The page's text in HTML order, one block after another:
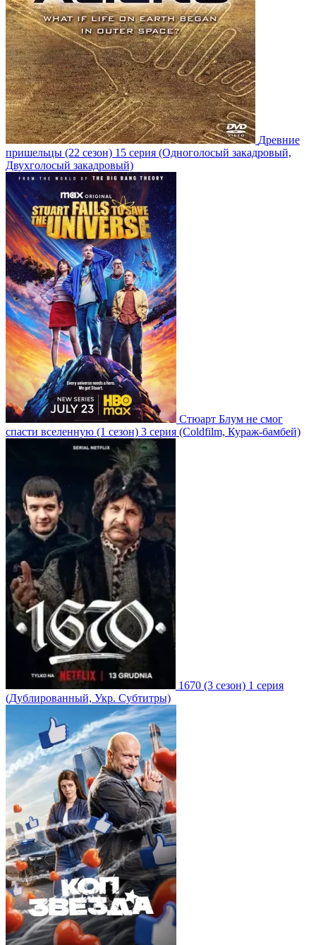
Древние
пришельцы (22 сезон) 15 серия (Одноголосый закадровый,
Двухголосый закадровый)
Стюарт Блум не смог
спасти вселенную (1 сезон) 3 серия (Coldfilm, Кураж-бамбей)
1670 (3 сезон) 1 серия
(Дублированный, Укр. Субтитры)